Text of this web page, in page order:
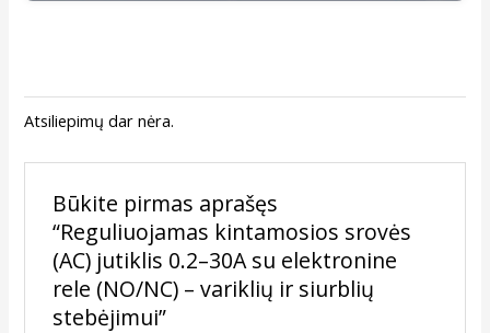
Atsiliepimų dar nėra.
Būkite pirmas aprašęs
“Reguliuojamas kintamosios srovės
(AC) jutiklis 0.2–30A su elektronine
rele (NO/NC) – variklių ir siurblių
stebėjimui”